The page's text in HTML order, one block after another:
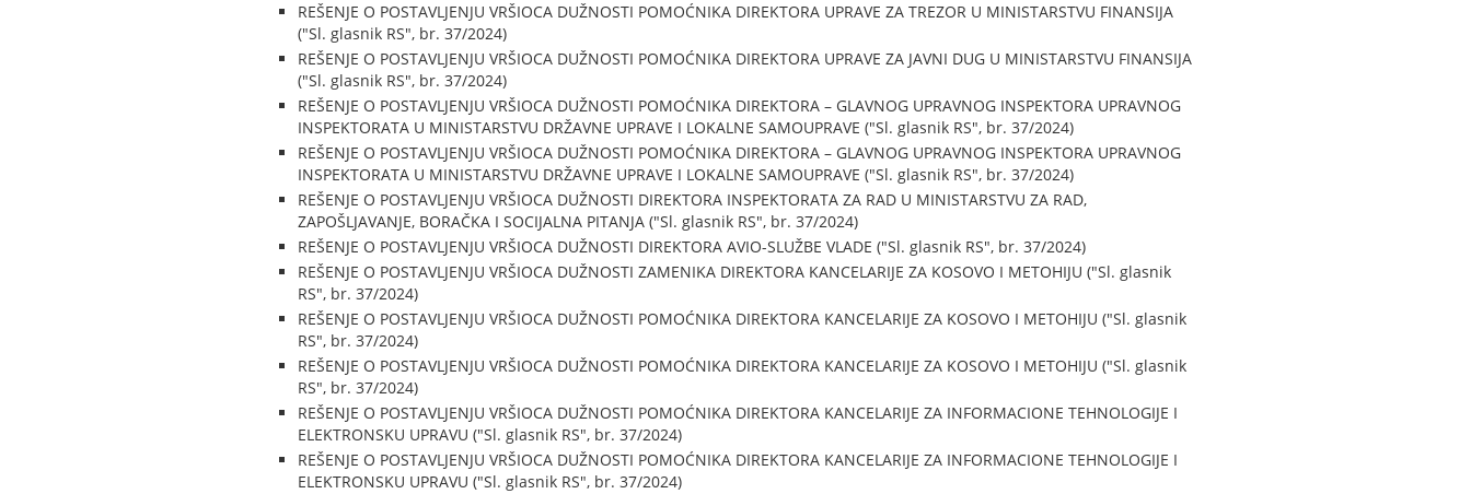
REŠENJE O POSTAVLJENJU VRŠIOCA DUŽNOSTI POMOĆNIKA DIREKTORA UPRAVE ZA TREZOR U MINISTARSTVU FINANSIJA
("Sl. glasnik RS", br. 37/2024)
REŠENJE O POSTAVLJENJU VRŠIOCA DUŽNOSTI POMOĆNIKA DIREKTORA UPRAVE ZA JAVNI DUG U MINISTARSTVU FINANSIJA
("Sl. glasnik RS", br. 37/2024)
REŠENJE O POSTAVLJENJU VRŠIOCA DUŽNOSTI POMOĆNIKA DIREKTORA – GLAVNOG UPRAVNOG INSPEKTORA UPRAVNOG
INSPEKTORATA U MINISTARSTVU DRŽAVNE UPRAVE I LOKALNE SAMOUPRAVE ("Sl. glasnik RS", br. 37/2024)
REŠENJE O POSTAVLJENJU VRŠIOCA DUŽNOSTI POMOĆNIKA DIREKTORA – GLAVNOG UPRAVNOG INSPEKTORA UPRAVNOG
INSPEKTORATA U MINISTARSTVU DRŽAVNE UPRAVE I LOKALNE SAMOUPRAVE ("Sl. glasnik RS", br. 37/2024)
REŠENJE O POSTAVLJENJU VRŠIOCA DUŽNOSTI DIREKTORA INSPEKTORATA ZA RAD U MINISTARSTVU ZA RAD,
ZAPOŠLJAVANJE, BORAČKA I SOCIJALNA PITANJA ("Sl. glasnik RS", br. 37/2024)
REŠENJE O POSTAVLJENJU VRŠIOCA DUŽNOSTI DIREKTORA AVIO-SLUŽBE VLADE ("Sl. glasnik RS", br. 37/2024)
REŠENJE O POSTAVLJENJU VRŠIOCA DUŽNOSTI ZAMENIKA DIREKTORA KANCELARIJE ZA KOSOVO I METOHIJU ("Sl. glasnik
RS", br. 37/2024)
REŠENJE O POSTAVLJENJU VRŠIOCA DUŽNOSTI POMOĆNIKA DIREKTORA KANCELARIJE ZA KOSOVO I METOHIJU ("Sl. glasnik
RS", br. 37/2024)
REŠENJE O POSTAVLJENJU VRŠIOCA DUŽNOSTI POMOĆNIKA DIREKTORA KANCELARIJE ZA KOSOVO I METOHIJU ("Sl. glasnik
RS", br. 37/2024)
REŠENJE O POSTAVLJENJU VRŠIOCA DUŽNOSTI POMOĆNIKA DIREKTORA KANCELARIJE ZA INFORMACIONE TEHNOLOGIJE I
ELEKTRONSKU UPRAVU ("Sl. glasnik RS", br. 37/2024)
REŠENJE O POSTAVLJENJU VRŠIOCA DUŽNOSTI POMOĆNIKA DIREKTORA KANCELARIJE ZA INFORMACIONE TEHNOLOGIJE I
ELEKTRONSKU UPRAVU ("Sl. glasnik RS", br. 37/2024)